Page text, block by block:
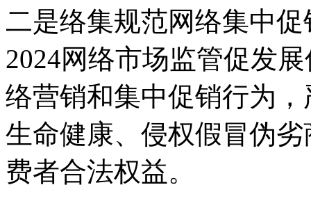
二是络集规范网络集中
2024网络市场监管促发
络营销和集中促销行为
生命健康、侵权假冒伪
费者合法权益。